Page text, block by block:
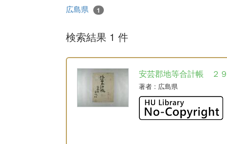
広島県 1
検索結果 1 件
安芸郡地等合計帳 ２
著者 : 広島県